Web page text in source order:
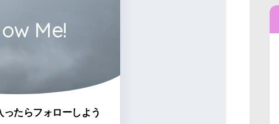
Me!
たらフォローしよう